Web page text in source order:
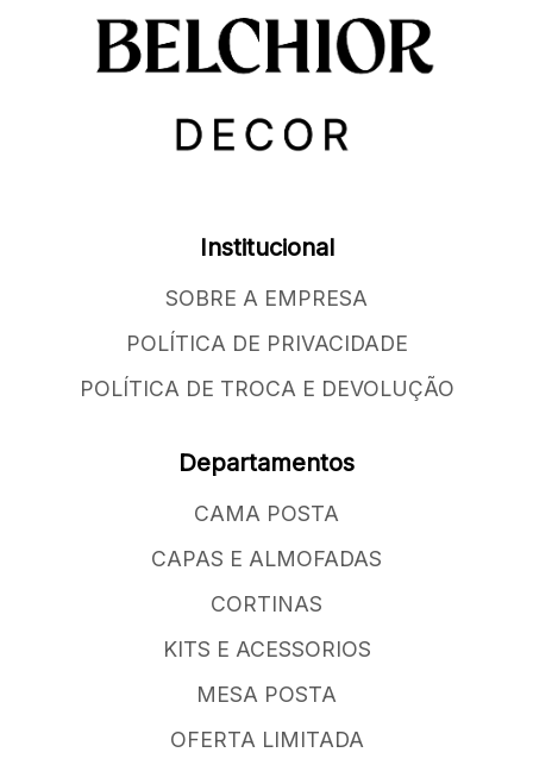
Institucional
SOBRE A EMPRESA
POLÍTICA DE PRIVACIDADE
POLÍTICA DE TROCA E DEVOLUÇÃO
Departamentos
CAMA POSTA
CAPAS E ALMOFADAS
CORTINAS
KITS E ACESSORIOS
MESA POSTA
OFERTA LIMITADA